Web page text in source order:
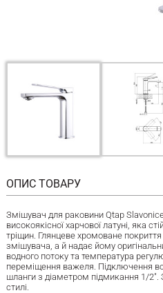
ОПИС ТОВАРУ
Змішувач для раковини Qtap
високоякісної харчової латуні, яка
тріщин. Глянцеве хромоване покриття
змішувача, а й надає йому
водного потоку та температура
переміщення важеля. Підключення
шланги з діаметром підмикання 1/
стилі.